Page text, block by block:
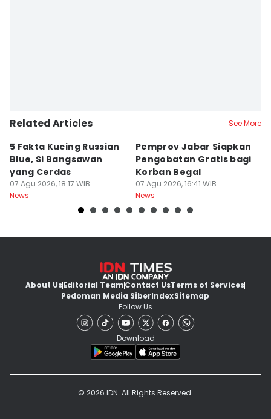
Related Articles See More
5 Fakta Kucing Russian
Blue, Si Bangsawan
yang Cerdas
07 Agu 2026, 18:17 WIB
News
Pemprov Jabar Siapkan
Pengobatan Gratis bagi
Korban Begal
07 Agu 2026, 16:41 WIB
News
About UsEditorial TeamContact UsTerms of Services
Pedoman Media SiberIndexSitemap
Follow Us
Download
© 2026 IDN. All Rights Reserved.